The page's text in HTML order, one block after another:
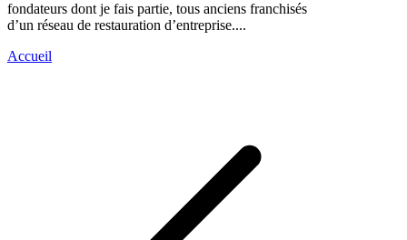
fondateurs dont je fais partie, tous anciens franchisés
d’un réseau de restauration d’entreprise....
Accueil